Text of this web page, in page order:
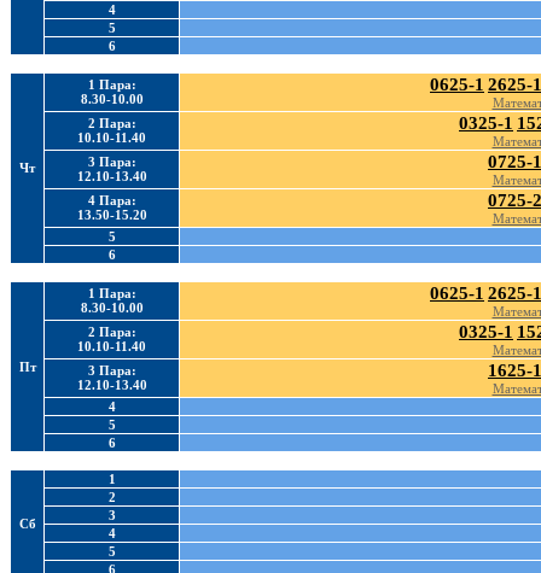
4
5
6
Чт
1 Пара:
8.30-10.00
0625-1 2625-1
2 Пара:
10.10-11.40
0325-1
3 Пара:
12.10-13.40
0725-1
4 Пара:
13.50-15.20
0725-2
5
6
Пт
1 Пара:
8.30-10.00
0625-1 2625-1
2 Пара:
10.10-11.40
0325-1
3 Пара:
12.10-13.40
1625-1
4
5
6
Сб
1
2
3
4
5
6